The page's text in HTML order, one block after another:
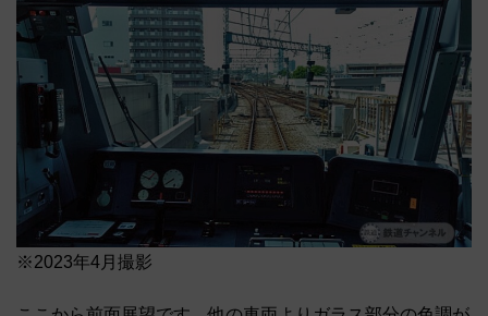
※2023年4月撮影